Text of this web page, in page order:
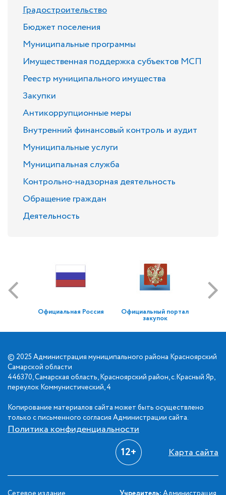
Градостроительство
Бюджет поселения
Муниципальные программы
Имущественная поддержка субъектов МСП
Реестр муниципального имущества
Закупки
Антикоррупционные меры
Внутренний финансовый контроль и аудит
Муниципальные услуги
Муниципальная служба
Контрольно-надзорная деятельность
Обращение граждан
Деятельность
Официальная Россия Официальный портал
закупок
© 2025 Администрация муниципального района Красноярский
Самарской области
446370, Самарская область, Красноярский район, с.Красный Яр,
переулок Коммунистический, 4
Копирование материалов сайта может быть осуществлено
только с письменного согласия Администрации сайта.
Политика конфиденциальности
12+ Карта сайта